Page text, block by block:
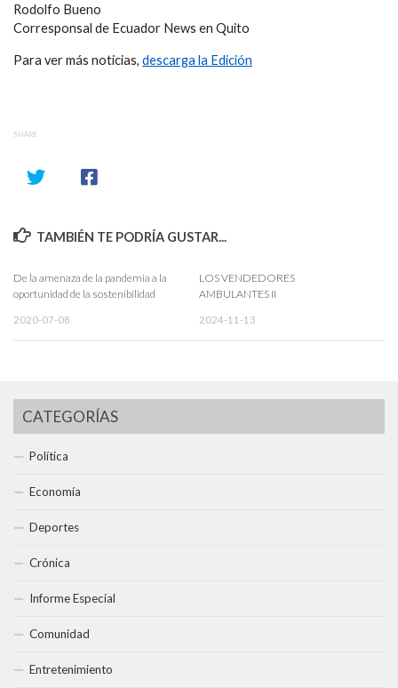
Rodolfo Bueno
Corresponsal de Ecuador News en Quito
Para ver más noticias, descarga la Edición
SHARE
TAMBIÉN TE PODRÍA GUSTAR...
De la amenaza de la pandemia a la
oportunidad de la sostenibilidad
2020-07-08
LOS VENDEDORES
AMBULANTES II
2024-11-13
CATEGORÍAS
Política
Economía
Deportes
Crónica
Informe Especial
Comunidad
Entretenimiento